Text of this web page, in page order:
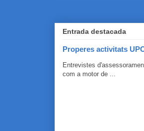
Entrada destacada
Properes activitats
Entrevistes
com a motor de ...